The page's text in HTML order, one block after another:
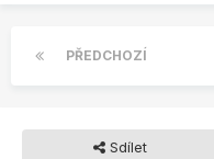
PŘEDCHOZÍ
Sdílet